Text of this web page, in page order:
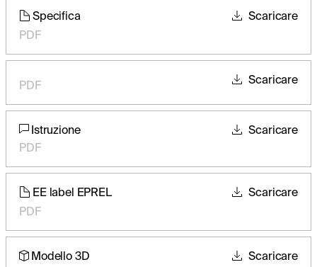
Specifica
PDF
Scaricare
PDF Scaricare
Istruzione
PDF
Scaricare
EE label EPREL
PDF
Scaricare
Modello 3D
Scaricare